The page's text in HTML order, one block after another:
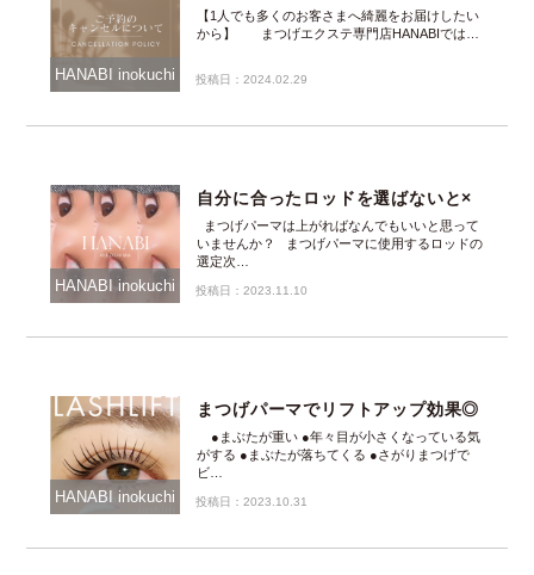
HANABI inokuchi
【1人でも多くのお客さまへ綺麗をお届けしたい
から】 まつげエクステ専門店HANABIでは…
投稿日：2024.02.29
HANABI inokuchi
自分に合ったロッドを選ばないと×
まつげパーマは上がればなんでもいいと思って
いませんか？ まつげパーマに使用するロッドの
選定次…
投稿日：2023.11.10
HANABI inokuchi
まつげパーマでリフトアップ効果◎
●まぶたが重い ●年々目が小さくなっている気
がする ●まぶたが落ちてくる ●さがりまつげで
ビ…
投稿日：2023.10.31